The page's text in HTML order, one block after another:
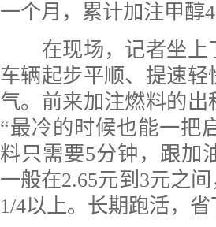
一个月，累计加注甲醇
在现场，记者坐上
车辆起步平顺、提速
气。前来加注燃料的
“最冷的时候也能一把
料只需要5分钟，跟加
一般在2.65元到3元之
1/4以上。长期跑活，